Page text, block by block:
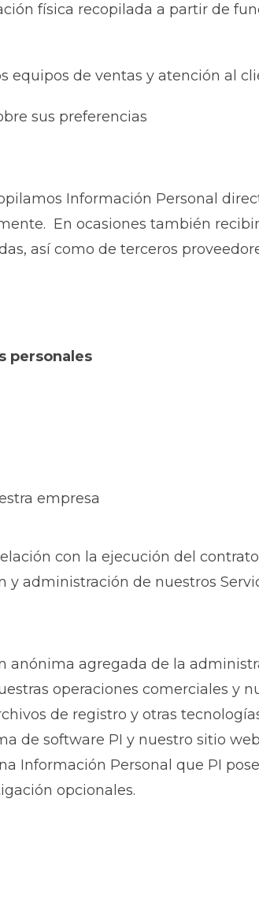
física recopilada a partir de
equipos de ventas y atención al
sus preferencias
Información Personal
En ocasiones también
así como de terceros
personales
empresa
con la ejecución del
administración de nuestros
agregada de la
operaciones comerciales y
de registro y otras
de software PI y nuestro sitio
Información Personal que PI
opcionales.